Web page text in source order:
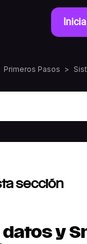
Primeros Pasos
sección
datos y